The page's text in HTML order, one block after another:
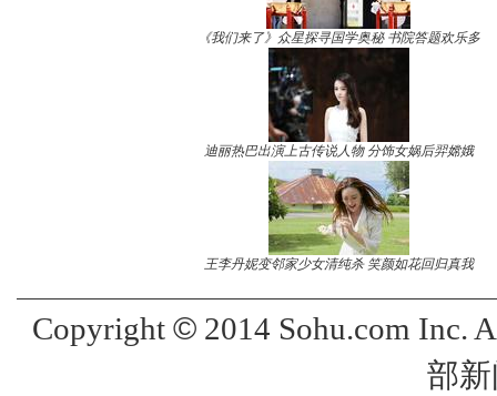
《我们来了》众星探寻国学奥秘 书院答题欢乐多
迪丽热巴出演上古传说人物 分饰女娲后羿嫦娥
王李丹妮变邻家少女清纯杀 笑颜如花回归真我
Copyright ©2014 Sohu.com Inc.
部